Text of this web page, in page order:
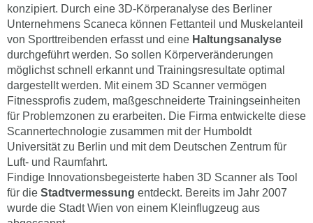
konzipiert. Durch eine 3D-Körperanalyse des Berliner
Unternehmens Scaneca können Fettanteil und Muskelanteil
von Sporttreibenden erfasst und eine Haltungsanalyse
durchgeführt werden. So sollen Körperveränderungen
möglichst schnell erkannt und Trainingsresultate optimal
dargestellt werden. Mit einem 3D Scanner vermögen
Fitnessprofis zudem, maßgeschneiderte Trainingseinheiten
für Problemzonen zu erarbeiten. Die Firma entwickelte diese
Scannertechnologie zusammen mit der Humboldt
Universität zu Berlin und mit dem Deutschen Zentrum für
Luft- und Raumfahrt.
Findige Innovationsbegeisterte haben 3D Scanner als Tool
für die Stadtvermessung entdeckt. Bereits im Jahr 2007
wurde die Stadt Wien von einem Kleinflugzeug aus